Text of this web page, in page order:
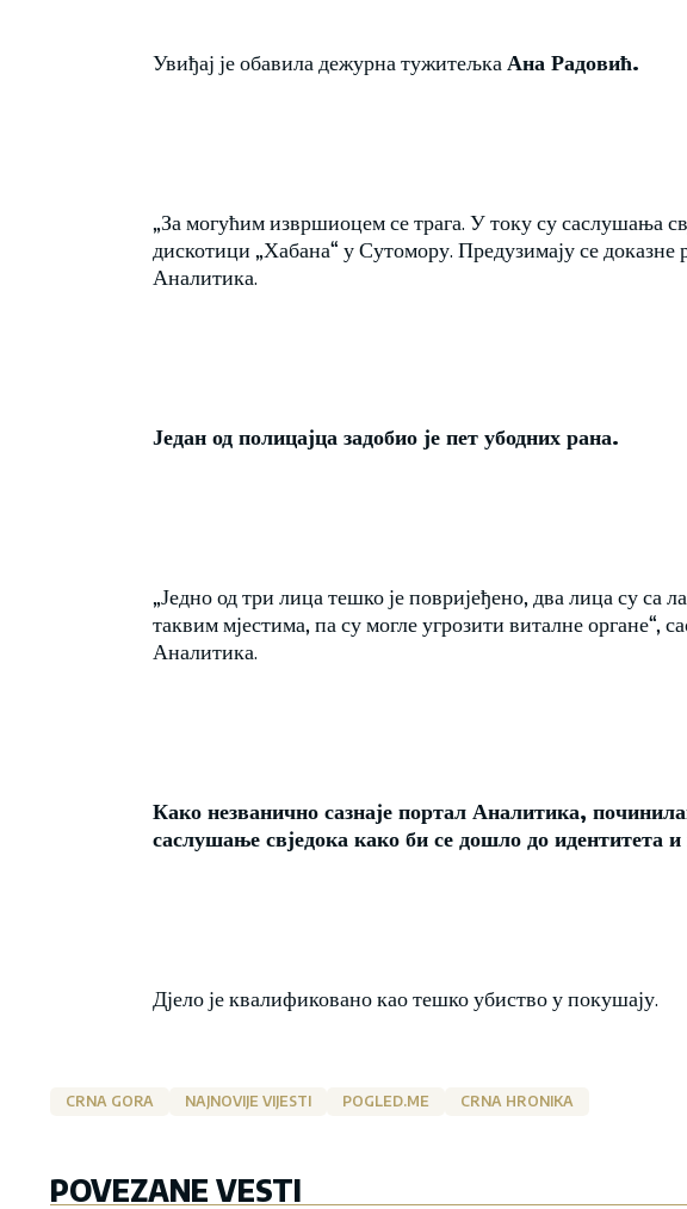
Увиђај је обавила дежурна тужитељка Ана Радовић.
„За могућим извршиоцем се трага. У току су саслушања
дискотици „Хабана“ у Сутомору. Предузимају се доказне
Аналитика.
Један од полицајца задобио је пет убодних рана.
„Једно од три лица тешко је повријеђено, два лица су са
таквим мјестима, па су могле угрозити виталне органе“,
Аналитика.
Како незванично сазнаје портал Аналитика,
саслушање свједока како би се дошло до идентитета
Дјело је квалификовано као тешко убиство у покушају.
CRNA GORA NAJNOVIJE VIJESTI POGLED.ME CRNA HRONIKA
POVEZANE VESTI